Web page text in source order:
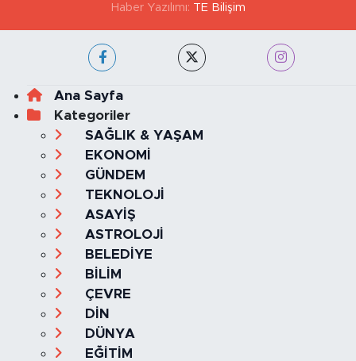
Haber Yazılımı: TE Bilişim
Ana Sayfa
Kategoriler
SAĞLIK & YAŞAM
EKONOMİ
GÜNDEM
TEKNOLOJİ
ASAYİŞ
ASTROLOJİ
BELEDİYE
BİLİM
ÇEVRE
DİN
DÜNYA
EĞİTİM